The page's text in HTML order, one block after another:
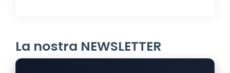
La nostra NEWSLETTER